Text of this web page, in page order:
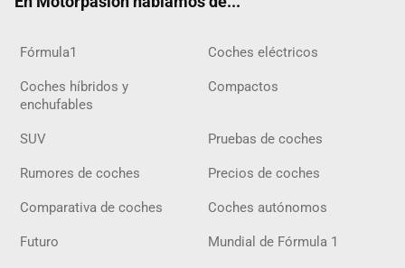
Fórmula1 Coches eléctricos
Coches híbridos y
enchufables
Compactos
SUV Pruebas de coches
Rumores de coches Precios de coches
Comparativa de coches Coches autónomos
Futuro Mundial de Fórmula 1